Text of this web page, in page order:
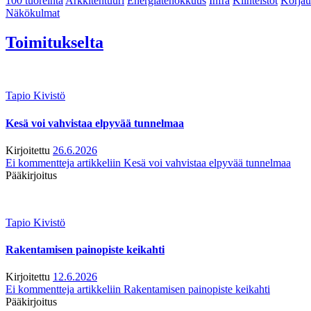
Näkökulmat
Toimitukselta
Tapio Kivistö
Kesä voi vahvistaa elpyvää tunnelmaa
Kirjoitettu 26.6.2026
Ei kommentteja artikkeliin Kesä voi vahvistaa elpyvää tunnelmaa
Pääkirjoitus
Tapio Kivistö
Rakentamisen painopiste keikahti
Kirjoitettu 12.6.2026
Ei kommentteja artikkeliin Rakentamisen painopiste keikahti
Pääkirjoitus